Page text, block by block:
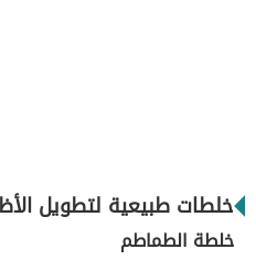
خلطات طبيعية لتطويل
خلطة الطماطم